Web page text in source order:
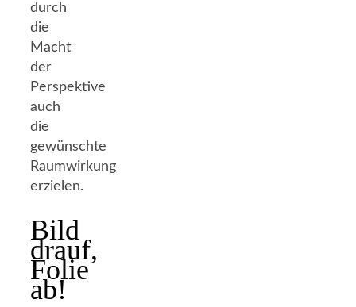
durch
die
Macht
der
Perspektive
auch
die
gewünschte
Raumwirkung
erzielen.
Bild
drauf,
Folie
ab!